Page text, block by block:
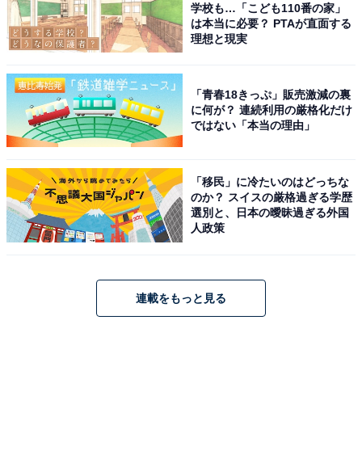
いもの部
Amazonのセール商品から売れ筋ランキングまで、毎日のお買いも
る独自レビューなど、ここでしか手に入らない情報も満載です。
こちらもおすすめ
【楽天トラベル×スーパーDEAL】「夕陽と音楽
を堪能する眺望リゾート 新冠温泉 ホテルヒ
ルズ」が実質40％引き！ 夕陽と音楽が彩る絶景
リゾート【12月5日】
学校も…「こども110番の家」
は本当に必要？ PTAが直面する
理想と現実
「青春18きっぷ」販売激減の裏
に何が？ 連続利用の厳格化だけ
ではない「本当の理由」
「移民」に冷たいのはどっちな
のか？ スイスの厳格過ぎる学歴
選別と、日本の曖昧過ぎる外国
人政策
連載をもっと見る